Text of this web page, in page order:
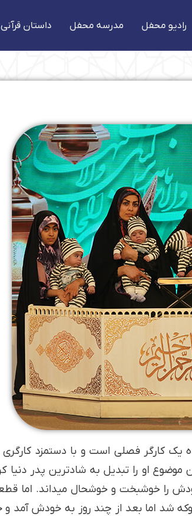
رادیو محفل مدرسه محفل داستان قرآنی
یک کارگر فصلی است و با دستمزد
این موضوع او را تبدیل به شادترین
را خوشبخت و خوشحال می­داند. اما
اینکه قرار است صاحب 4 فرزند شود شوکه شد اما بعد از